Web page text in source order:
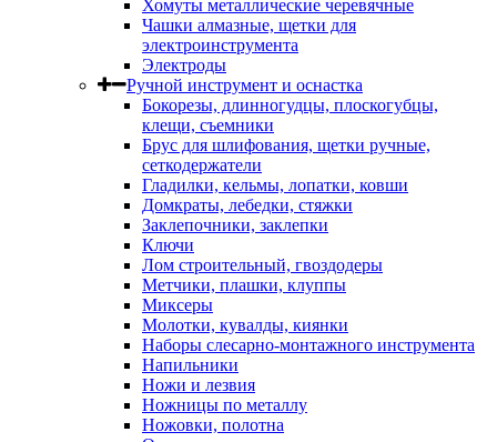
Хомуты металлические черевячные
Чашки алмазные, щетки для
электроинструмента
Электроды
Ручной инструмент и оснастка
Бокорезы, длинногудцы, плоскогубцы,
клещи, съемники
Брус для шлифования, щетки ручные,
сеткодержатели
Гладилки, кельмы, лопатки, ковши
Домкраты, лебедки, стяжки
Заклепочники, заклепки
Ключи
Лом строительный, гвоздодеры
Метчики, плашки, клуппы
Миксеры
Молотки, кувалды, киянки
Наборы слесарно-монтажного инструмента
Напильники
Ножи и лезвия
Ножницы по металлу
Ножовки, полотна